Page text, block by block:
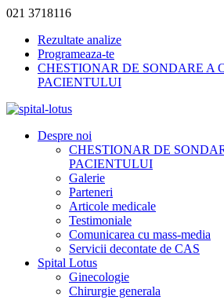
021 3718116
Rezultate analize
Programeaza-te
CHESTIONAR DE SONDARE A
PACIENTULUI
Despre noi
CHESTIONAR DE
PACIENTULUI
Galerie
Parteneri
Articole medicale
Testimoniale
Comunicarea cu mass-media
Servicii decontate de CAS
Spital Lotus
Ginecologie
Chirurgie generala